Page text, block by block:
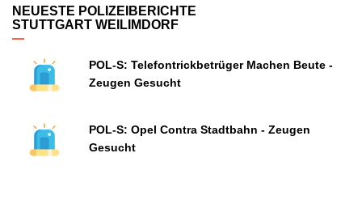
NEUESTE POLIZEIBERICHTE
STUTTGART WEILIMDORF
POL-S: Telefontrickbetrüger Machen Beute -
Zeugen Gesucht
POL-S: Opel Contra Stadtbahn - Zeugen
Gesucht